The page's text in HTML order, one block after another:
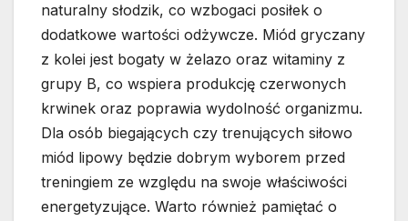
naturalny słodzik, co wzbogaci posiłek o
dodatkowe wartości odżywcze. Miód gryczany
z kolei jest bogaty w żelazo oraz witaminy z
grupy B, co wspiera produkcję czerwonych
krwinek oraz poprawia wydolność organizmu.
Dla osób biegających czy trenujących siłowo
miód lipowy będzie dobrym wyborem przed
treningiem ze względu na swoje właściwości
energetyzujące. Warto również pamiętać o